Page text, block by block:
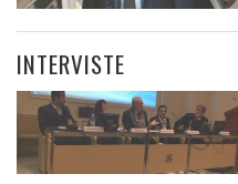
INTERVISTE